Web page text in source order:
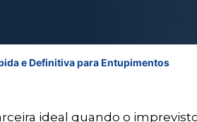
e Definitiva para Entupimentos
ideal quando o